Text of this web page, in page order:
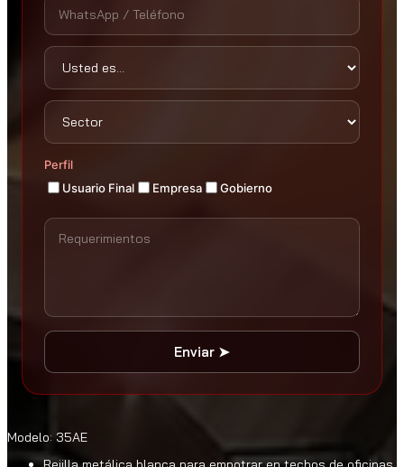
Perfil
Usuario Final Empresa Gobierno
Enviar ➤
Modelo: 35AE